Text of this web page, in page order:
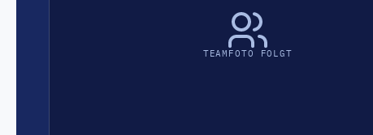
TEAMFOTO FOLGT